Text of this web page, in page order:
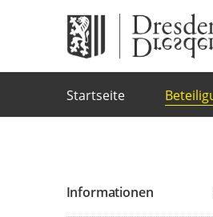
Startseite
Informationen